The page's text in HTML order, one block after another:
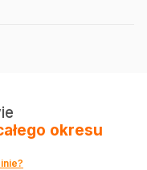
okresu